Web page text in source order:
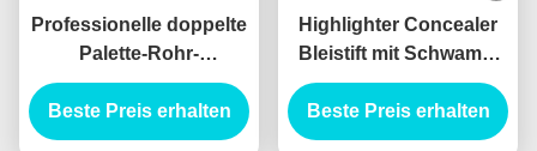
Professionelle doppelte
Palette-Rohr-
Augenschatten-Stick
Privatetikett mit
hochwertigem
Beste Preis erhalten
Highlighter Concealer
Bleistift mit Schwamm
Oem Concealer Stiftung
Stick Tube mit Pinsel
Beste Preis erhalten